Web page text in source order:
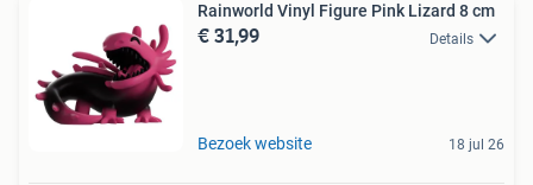
Rainworld Vinyl Figure Pink Lizard 8 cm
€ 31,99 Details
Bezoek website 18 jul 26